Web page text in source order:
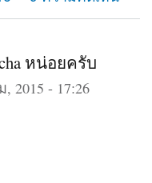
หน่อยครับ
2015 - 17:26